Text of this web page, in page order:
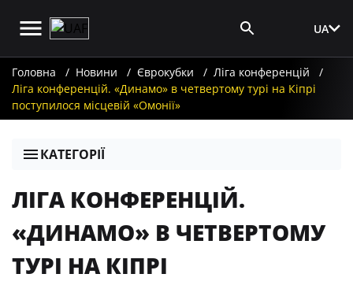
UA
Головна Новини Єврокубки
Ліга конференцій
Ліга конференцій. «Динамо» в четвертому турі на Кіпрі
поступилося місцевій «Омонії»
КАТЕГОРІЇ
ЛІГА КОНФЕРЕНЦІЙ.
«ДИНАМО» В ЧЕТВЕРТОМУ
ТУРІ НА КІПРІ